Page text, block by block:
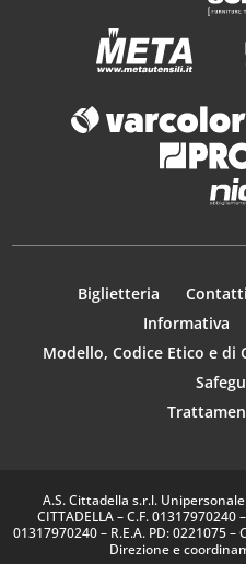
Biglietteria Contatti
Informativa
Modello, Codice Etico e
A.S. Cittadella s.r.l. Unipersonale
CITTADELLA – C.F. 01317970240
01317970240 – R.E.A. PD: 0221075
Direzione e